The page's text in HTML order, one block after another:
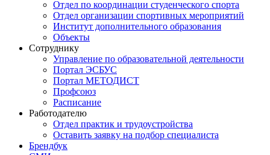
Отдел по координации студенческого спорта
Отдел организации спортивных мероприятий
Институт дополнительного образования
Объекты
Сотруднику
Управление по образовательной деятельности
Портал ЭСБУС
Портал МЕТОДИСТ
Профсоюз
Расписание
Работодателю
Отдел практик и трудоустройства
Оставить заявку на подбор специалиста
Брендбук